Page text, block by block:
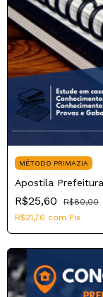
MÉTODO PRIMAZIA
Apostila
R$25,60
R$80,00
R$21,76 com Pix